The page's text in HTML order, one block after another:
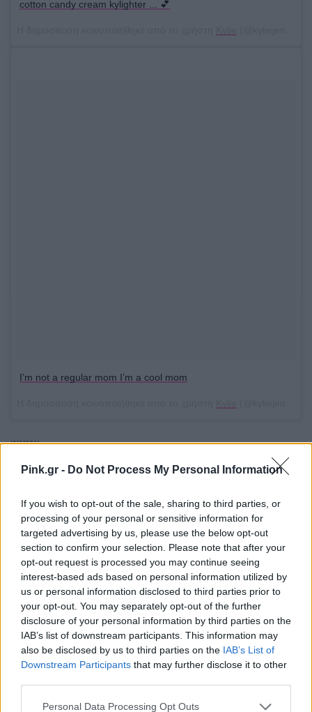
Pink.gr - Do Not Process My Personal Information
If you wish to opt-out of the sale, sharing to third parties, or
processing of your personal or sensitive information for
targeted advertising by us, please use the below opt-out
section to confirm your selection. Please note that after your
opt-out request is processed you may continue seeing
interest-based ads based on personal information utilized by
us or personal information disclosed to third parties prior to
your opt-out. You may separately opt-out of the further
disclosure of your personal information by third parties on the
IAB’s list of downstream participants. This information may
also be disclosed by us to third parties on the IAB’s List of
Downstream Participants that may further disclose it to other
Personal Data Processing Opt Outs
cotton candy cream kylighter ... 💕
I’m not a regular mom I’m a cool mom
[ΠΗΓΗ]